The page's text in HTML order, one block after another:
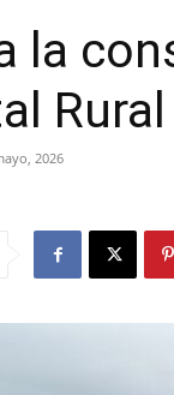
la
2026